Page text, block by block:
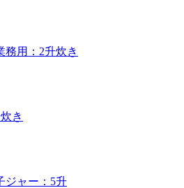
務用：2升炊き
き
ジャー：5升